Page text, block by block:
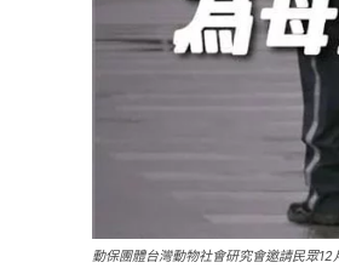
動保團體台灣動物社會研究會邀請民眾